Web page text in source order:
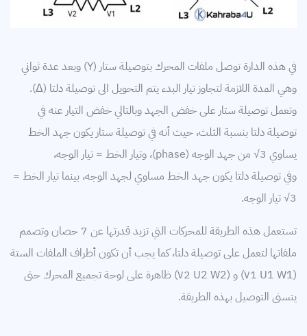
في هذه الدارة توصل ملفات المحرك بتوصيلة ستار (Y) وبعد عدة ثواني
وهي المدة اللازمة لتجاوز تيار البدء يتم التحويل الى توصيلة دلتا (Δ).
وتعمل توصيلة ستار على خفض الجهد وبالتالي خفض التيار عنه في
توصيلة دلتا بنسبة الثلث، حيث أنه في توصيلة ستار يكون جهد الخط
يساوي 3√ من جهد الوجه (phase)، وتيار الخط = تيار الوجه،
وفي توصيلة دلتا يكون جهد الخط مساوي لجهد الوجه، بينما تيار الخط =
3√ تيار الوجه.
تستعمل هذه الطريقة للمحركات التي تزيد قدرتها عن 7 حصان وتصمم
ملفاتها لتعمل على توصيلة دلتا، كما يجب أن تكون أطراف الملفات الستة
(W1 ٧1 U1) و (W2 ٧2 U2) ظاهرة على لوحة تجميع المحرك حتى
يتسنى التوصيل بهذه الطريقة.